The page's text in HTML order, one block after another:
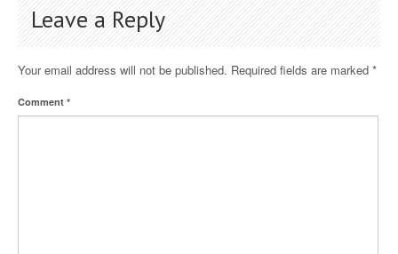
Leave a Reply
Your email address will not be published. Required fields are marked *
Comment *